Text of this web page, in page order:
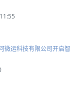
微运科技有限公司开启智